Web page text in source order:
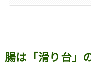
腸は「滑り台」